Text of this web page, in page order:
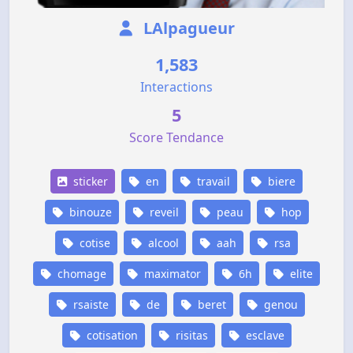
LAlpagueur
1,583
Interactions
5
Score Tendance
sticker en travail biere
binouze reveil peau hop
cotise alcool aah rsa
chomage maximator 6h elite
rsaiste de beret genou
cotisation risitas esclave